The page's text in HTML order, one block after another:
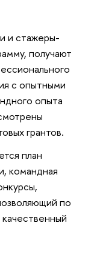
и стажеры-
получают
с опытными
опыта
грантов.
план
командная
по